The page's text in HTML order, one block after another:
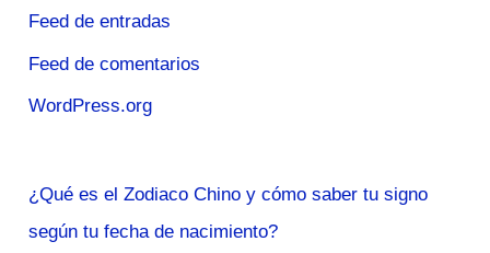
Feed de entradas
Feed de comentarios
WordPress.org
¿Qué es el Zodiaco Chino y cómo saber tu signo
según tu fecha de nacimiento?